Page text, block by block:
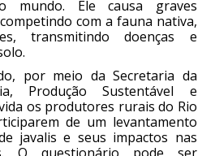
mundo. Ele causa graves
com a fauna nativa,
transmitindo doenças e
por meio da Secretaria da
Produção Sustentável e
os produtores rurais do Rio
de um levantamento
javalis e seus impactos nas
O questionário pode ser